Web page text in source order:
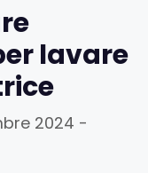
lavare
2024 -